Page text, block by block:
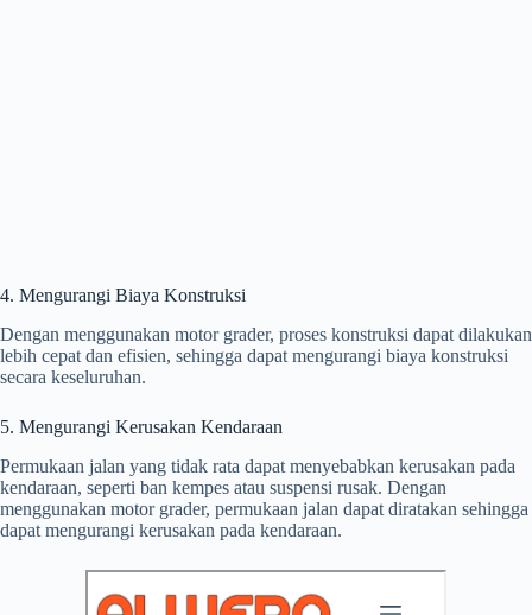
4. Mengurangi Biaya Konstruksi
Dengan menggunakan motor grader, proses konstruksi dapat dilakukan
lebih cepat dan efisien, sehingga dapat mengurangi biaya konstruksi
secara keseluruhan.
5. Mengurangi Kerusakan Kendaraan
Permukaan jalan yang tidak rata dapat menyebabkan kerusakan pada
kendaraan, seperti ban kempes atau suspensi rusak. Dengan
menggunakan motor grader, permukaan jalan dapat diratakan sehingga
dapat mengurangi kerusakan pada kendaraan.